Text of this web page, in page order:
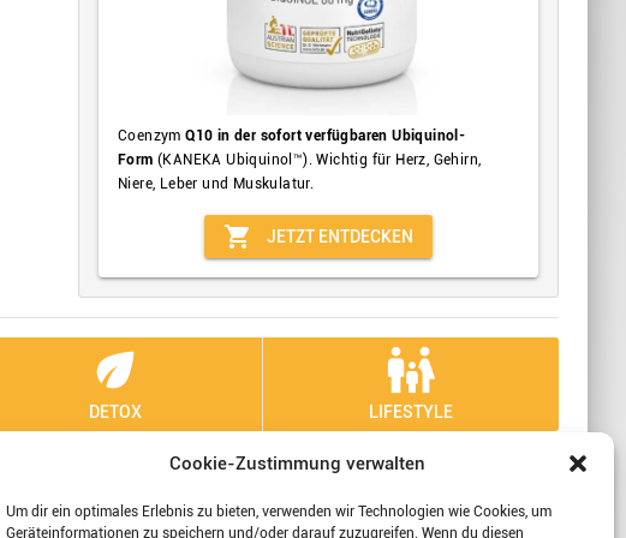
Cookie-Zustimmung verwalten
Um dir ein optimales Erlebnis zu bieten, verwenden wir Technologien wie Cookies, um
Geräteinformationen zu speichern und/oder darauf zuzugreifen. Wenn du diesen
Coenzym Q10 in der sofort verfügbaren Ubiquinol-
Form (KANEKA Ubiquinol™). Wichtig für Herz, Gehirn,
Niere, Leber und Muskulatur.
shopping_cart JETZT ENTDECKEN
eco
DETOX
family_restroom
LIFESTYLE